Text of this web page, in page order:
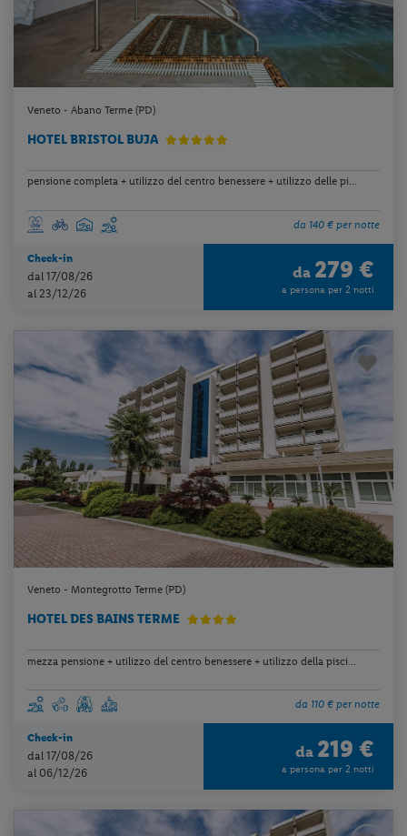
Veneto - Abano Terme (PD)
HOTEL BRISTOL BUJA
pensione completa + utilizzo del centro benessere + utilizzo delle pi...
da 140 € per notte
Check-in
dal 17/08/26
al 23/12/26
da 279 €
a persona per 2 notti
Veneto - Montegrotto Terme (PD)
HOTEL DES BAINS TERME
mezza pensione + utilizzo del centro benessere + utilizzo della pisci...
da 110 € per notte
Check-in
dal 17/08/26
al 06/12/26
da 219 €
a persona per 2 notti